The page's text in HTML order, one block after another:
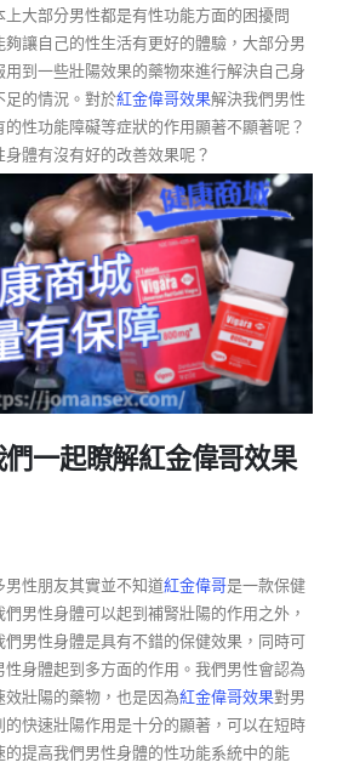
上大部分男性都是有性功能方面的困擾問
夠讓自己的性生活有更好的體驗，大部分男
用到一些壯陽效果的藥物來進行解決自己身
足的情況。對於紅金偉哥效果解決我們男性
性功能障礙等症狀的作用顯著不顯著呢？
體有沒有好的改善效果呢？
一起瞭解紅金偉哥效果
男性朋友其實並不知道紅金偉哥是一款保健
們男性身體可以起到補腎壯陽的作用之外，
們男性身體是具有不錯的保健效果，同時可
性身體起到多方面的作用。我們男性會認為
效壯陽的藥物，也是因為紅金偉哥效果對男
的快速壯陽作用是十分的顯著，可以在短時
的提高我們男性身體的性功能系統中的能